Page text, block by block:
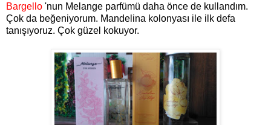
Bargello 'nun Melange parfümü daha önce de kullandım.
Çok da beğeniyorum. Mandelina kolonyası ile ilk defa
tanışıyoruz. Çok güzel kokuyor.